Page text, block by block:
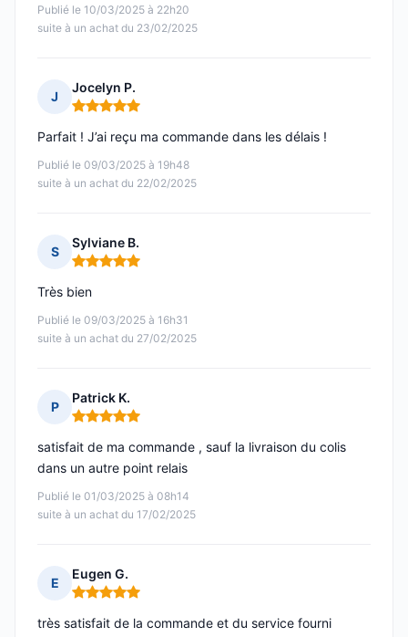
Publié le 10/03/2025 à 22h20
suite à un achat du 23/02/2025
J
Jocelyn P.
Note : 5 sur 5
Publié le 09/03/2025 à 19h48
suite à un achat du 22/02/2025
Parfait ! J’ai reçu ma commande dans les délais !
S
Sylviane B.
Note : 5 sur 5
Publié le 09/03/2025 à 16h31
suite à un achat du 27/02/2025
Très bien
P
Patrick K.
Note : 5 sur 5
Publié le 01/03/2025 à 08h14
suite à un achat du 17/02/2025
satisfait de ma commande , sauf la livraison du colis
dans un autre point relais
E
Eugen G.
Note : 5 sur 5
très satisfait de la commande et du service fourni